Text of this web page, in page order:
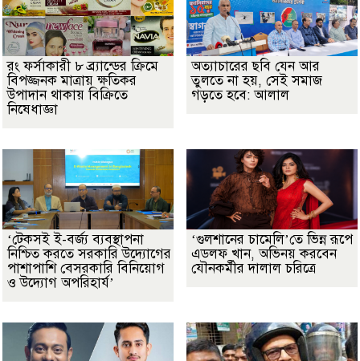
রং ফর্সাকারী ৮ ব্র্যান্ডের ক্রিমে
বিপজ্জনক মাত্রায় ক্ষতিকর
উপাদান থাকায় বিক্রিতে
নিষেধাজ্ঞা
অত্যাচারের ছবি যেন আর
তুলতে না হয়, সেই সমাজ
গড়তে হবে: আলাল
‘টেকসই ই-বর্জ্য ব্যবস্থাপনা
নিশ্চিত করতে সরকারি উদ্যোগের
পাশাপাশি বেসরকারি বিনিয়োগ
ও উদ্যোগ অপরিহার্য’
‘গুলশানের চামেলি’তে ভিন্ন রূপে
এডলফ খান, অভিনয় করবেন
যৌনকর্মীর দালাল চরিত্রে